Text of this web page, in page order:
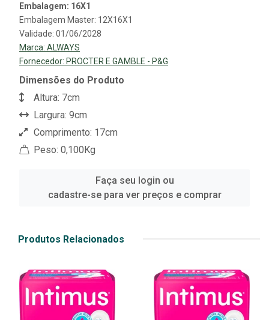
Embalagem: 16X1
Embalagem Master: 12X16X1
Validade: 01/06/2028
Marca: ALWAYS
Fornecedor: PROCTER E GAMBLE - P&G
Dimensões do Produto
Altura: 7cm
Largura: 9cm
Comprimento: 17cm
Peso: 0,100Kg
Faça seu login ou
cadastre-se para ver preços e comprar
Produtos Relacionados